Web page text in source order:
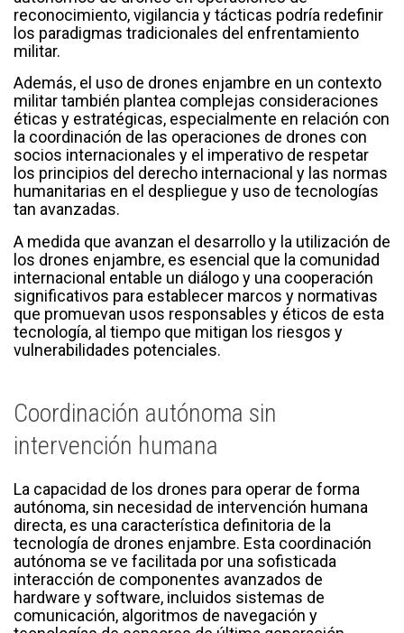
reconocimiento, vigilancia y tácticas podría redefinir
los paradigmas tradicionales del enfrentamiento
militar.
Además, el uso de drones enjambre en un contexto
militar también plantea complejas consideraciones
éticas y estratégicas, especialmente en relación con
la coordinación de las operaciones de drones con
socios internacionales y el imperativo de respetar
los principios del derecho internacional y las normas
humanitarias en el despliegue y uso de tecnologías
tan avanzadas.
A medida que avanzan el desarrollo y la utilización de
los drones enjambre, es esencial que la comunidad
internacional entable un diálogo y una cooperación
significativos para establecer marcos y normativas
que promuevan usos responsables y éticos de esta
tecnología, al tiempo que mitigan los riesgos y
vulnerabilidades potenciales.
Coordinación autónoma sin
intervención humana
La capacidad de los drones para operar de forma
autónoma, sin necesidad de intervención humana
directa, es una característica definitoria de la
tecnología de drones enjambre. Esta coordinación
autónoma se ve facilitada por una sofisticada
interacción de componentes avanzados de
hardware y software, incluidos sistemas de
comunicación, algoritmos de navegación y